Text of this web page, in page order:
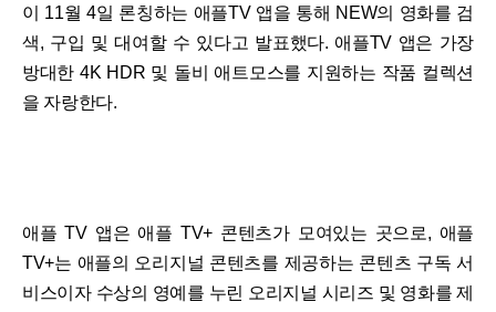
이 11월 4일 론칭하는 애플TV 앱을 통해 NEW의 영화를 검
색, 구입 및 대여할 수 있다고 발표했다. 애플TV 앱은 가장
방대한 4K HDR 및 돌비 애트모스를 지원하는 작품 컬렉션
을 자랑한다.
애플 TV 앱은 애플 TV+ 콘텐츠가 모여있는 곳으로, 애플
TV+는 애플의 오리지널 콘텐츠를 제공하는 콘텐츠 구독 서
비스이자 수상의 영예를 누린 오리지널 시리즈 및 영화를 제